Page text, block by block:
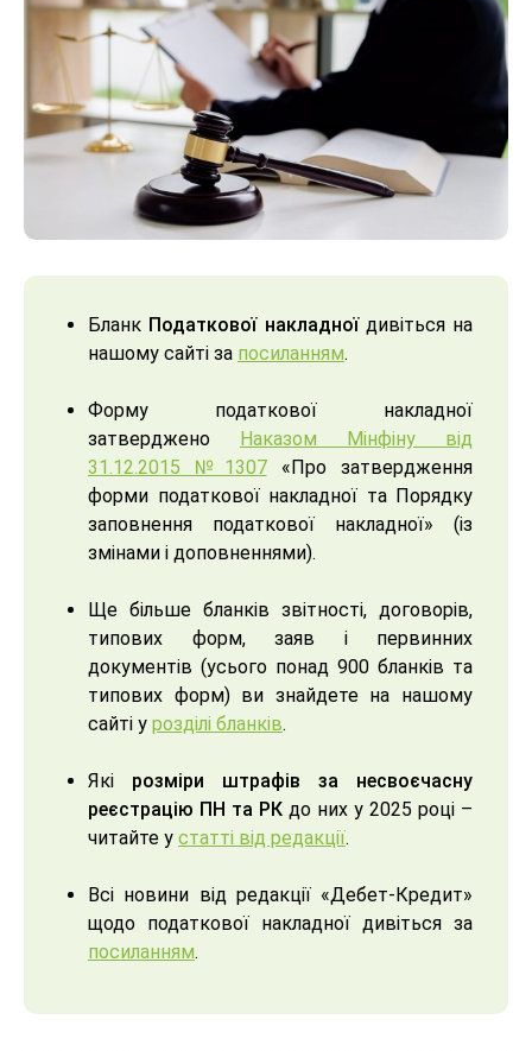
Бланк Податкової накладноїдивіться на
нашому сайті за посиланням.
Форму податкової накладної
затверджено Наказом Мінфіну від
31.12.2015 №1307«Про затвердження
форми податкової накладної та Порядку
заповнення податкової накладної» (із
змінами і доповненнями).
Ще більше бланків звітності, договорів,
типових форм, заяв і первинних
документів (усього понад 900 бланків та
типових форм) ви знайдете на нашому
сайті у розділі бланків.
Які розміри штрафів за несвоєчасну
реєстрацію ПН та РК до них у 2025 році –
читайте у статті від редакції.
Всі новини від редакції «Дебет-Кредит»
щодо податкової накладної дивіться за
посиланням.